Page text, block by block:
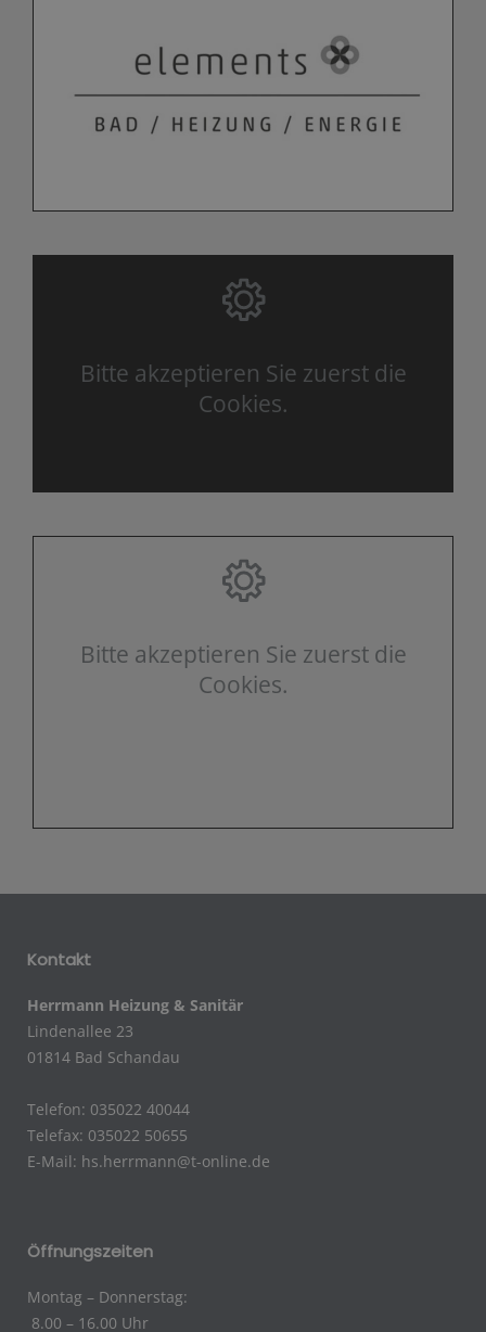
Bitte akzeptieren Sie zuerst die
Cookies.
Bitte akzeptieren Sie zuerst die
Cookies.
Kontakt
Herrmann Heizung & Sanitär
Lindenallee 23
01814 Bad Schandau
Telefon: 035022 40044
Telefax: 035022 50655
E-Mail: hs.herrmann@t-online.de
Öffnungszeiten
Montag – Donnerstag:
8.00 – 16.00 Uhr